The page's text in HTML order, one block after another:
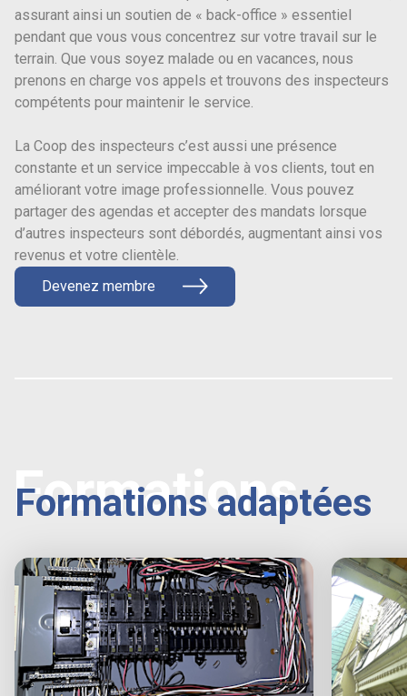
assurant ainsi un soutien de « back-office » essentiel
pendant que vous vous concentrez sur votre travail sur le
terrain. Que vous soyez malade ou en vacances, nous
prenons en charge vos appels et trouvons des inspecteurs
compétents pour maintenir le service.
La Coop des inspecteurs c’est aussi une présence
constante et un service impeccable à vos clients, tout en
améliorant votre image professionnelle. Vous pouvez
partager des agendas et accepter des mandats lorsque
d’autres inspecteurs sont débordés, augmentant ainsi vos
revenus et votre clientèle.
Devenez membre
Formations adaptées
Formations